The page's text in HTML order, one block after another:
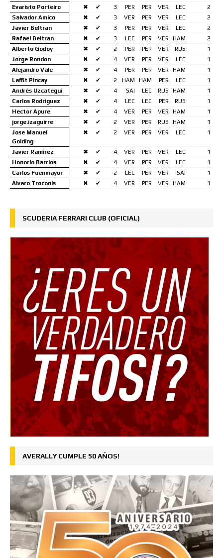
Evaristo Porteiro ✖ ✔ 3 PER PER VER LEC
2
Salvador Amico
✖ ✔ 3 VER PER VER LEC
2
Javier Beltran
✖ ✔ 3 PER PER VER LEC
2
Rafael Beltran
✖ ✔ 3 LEC PER VER HAM
2
Alberto Godoy
✖ ✔ 2 PER PER VER RUS
1
Jorge Rondon
✖ ✔ 4 VER PER VER LEC
1
Alejandro Vale
✖ ✔ 4 PER PER VER HAM
1
Laffit Pincay
✖ ✔ 2 HAM HAM PER LEC
1
Andrés Uzcategui
✖ ✔ 4 SAI LEC RUS HAM
1
Carlos Rodriguez
✖ ✔ 4 LEC LEC PER RUS
1
Hector Apure
✖ ✔ 4 VER PER VER HAM
1
jorge.izaguirre
✖ ✔ 2 VER PER RUS HAM
1
Jose Manuel
Golding
✖ ✔ 2 VER PER VER LEC 1
Javier Ramirez ✖ ✔ 4 VER PER VER LEC
1
Honorio Barrios
✖ ✔ 4 VER PER VER LEC
1
Carlos Fuenmayor
✖ ✔ 2 LEC PER VER SAI
1
Alvaro Troconis
✖ ✔ 4 VER PER VER HAM 1
SCUDERIA FERRARI CLUB (OFICIAL)
AVERALLY CUMPLE 50 AÑOS!